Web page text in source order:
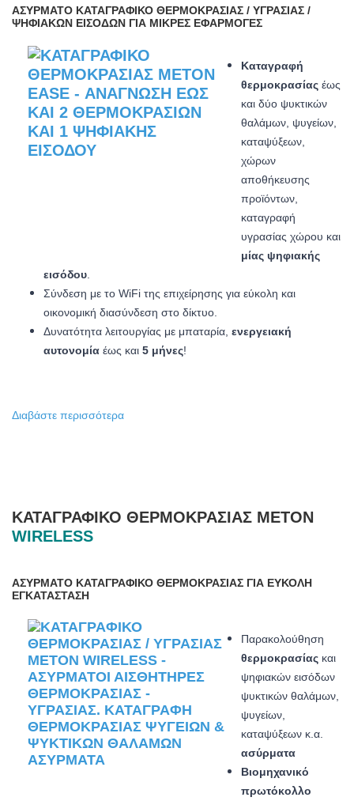
ΑΣΎΡΜΑΤΟ ΚΑΤΑΓΡΑΦΙΚΌ ΘΕΡΜΟΚΡΑΣΊΑΣ / ΥΓΡΑΣΊΑΣ /
ΨΗΦΙΑΚΏΝ ΕΙΣΌΔΩΝ ΓΙΑ ΜΙΚΡΈΣ ΕΦΑΡΜΟΓΈΣ
Καταγραφή
θερμοκρασίας έως
και δύο ψυκτικών
θαλάμων, ψυγείων,
καταψύξεων,
χώρων
αποθήκευσης
προϊόντων,
καταγραφή
υγρασίας χώρου και
μίας ψηφιακής
εισόδου
Σύνδεση με το WiFi της επιχείρησης για εύκολη και
οικονομική διασύνδεση στο δίκτυο.
Δυνατότητα λειτουργίας με μπαταρία, ενεργειακή
αυτονομία έως και 5 μήνες!
Διαβάστε περισσότερα
ΚΑΤΑΓΡΑΦΙΚΌ ΘΕΡΜΟΚΡΑΣΊΑΣ METON
WIRELESS
ΑΣΎΡΜΑΤΟ ΚΑΤΑΓΡΑΦΙΚΌ ΘΕΡΜΟΚΡΑΣΊΑΣ ΓΙΑ ΕΎΚΟΛΗ
ΕΓΚΑΤΆΣΤΑΣΗ
Παρακολούθηση
θερμοκρασίας και
ψηφιακών εισόδων
ψυκτικών θαλάμων,
ψυγείων,
καταψύξεων κ.α.
ασύρματα
Βιομηχανικό
πρωτόκολλο